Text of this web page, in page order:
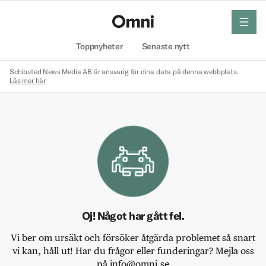
Toppnyheter Senaste nytt
meny
Schibsted News Media AB är ansvarig för dina data på denna webbplats.
Läs mer här
Oj! Något har gått fel.
Vi ber om ursäkt och försöker åtgärda problemet så snart
vi kan, håll ut! Har du frågor eller funderingar? Mejla oss